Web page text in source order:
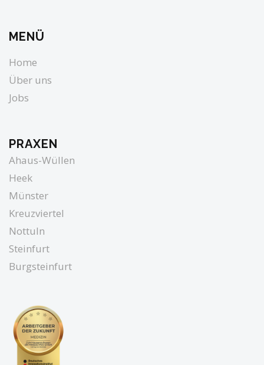
MENÜ
Home
Über uns
Jobs
PRAXEN
Ahaus-Wüllen
Heek
Münster
Kreuzviertel
Nottuln
Steinfurt
Burgsteinfurt